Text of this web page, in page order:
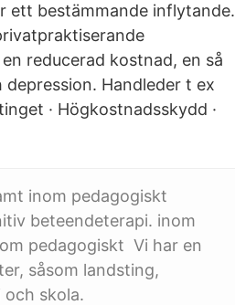
ett bestämmande inflytande.
reducerad kostnad, en så
Handleder t ex
· Högkostnadsskydd ·
inom pedagogiskt
beteendeterapi. inom
pedagogiskt Vi har en
såsom landsting,
skola.